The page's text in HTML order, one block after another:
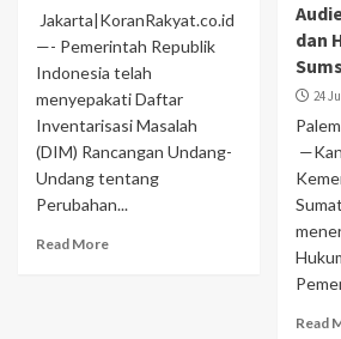
Jakarta|KoranRakyat.co.id
—- Pemerintah Republik
Indonesia telah
menyepakati Daftar
Inventarisasi Masalah
(DIM) Rancangan Undang-
Undang tentang
Perubahan...
Read More
dan
24
Read